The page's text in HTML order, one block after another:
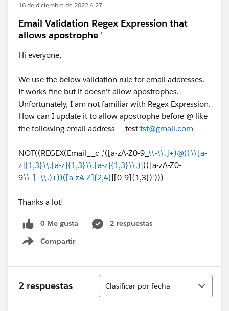
16 de diciembre de 2022 4:27
Email Validation Regex Expression that
allows apostrophe '
Hi everyone,
We use the below validation rule for email addresses.
It works fine but it doesn't allow apostrophes.
Unfortunately, I am not familiar with Regex Expression.
How can I update it to allow apostrophe before @ like
the following email address test'tst@gmail.com
NOT((REGEX(Email__c ,'([a-zA-Z0-9_ \\-\\.]+)@((\\[a-
z]{1,3}\\.[a-z]{1,3}\\.[a-z]{1,3}\\.)|(([a-zA-Z0-
9\\-]+\\.)+))([a-zA-Z]{2,4}|[0-9]{1,3})')))
Thanks a lot!
0 Me gusta
2 respuestas
Compartir
Show menu
2 respuestas
Ordenar
Clasificar por fecha